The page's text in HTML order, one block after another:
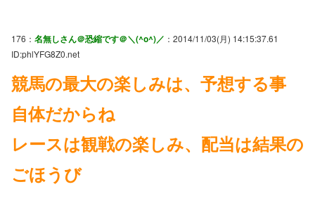
176： 名無しさん＠恐縮です＠＼(^o^)／ ：2014/11/03(月) 14:15:37.61
ID:phlYFG8Z0.net
競馬の最大の楽しみは、予想する事
自体だからね
レースは観戦の楽しみ、配当は結果の
ごほうび